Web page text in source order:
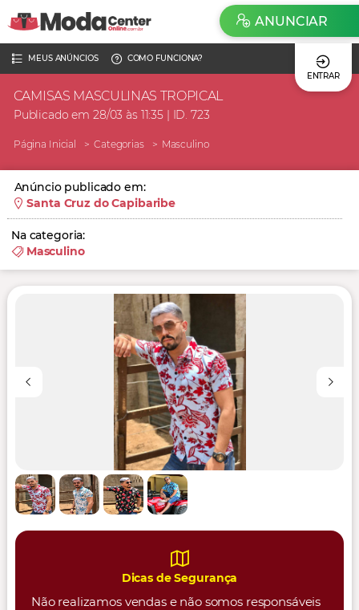
MEUS ANÚNCIOS
COMO FUNCIONA?
ENTRAR
ANUNCIAR
CAMISAS MASCULINAS TROPICAL
Publicado em 28/03 às 11:35 | ID. 723
Página Inicial Categorias Masculino
Anúncio publicado em:
Santa Cruz do Capibaribe
Na categoria:
Masculino
Dicas de Segurança
Não realizamos vendas e não somos responsáveis